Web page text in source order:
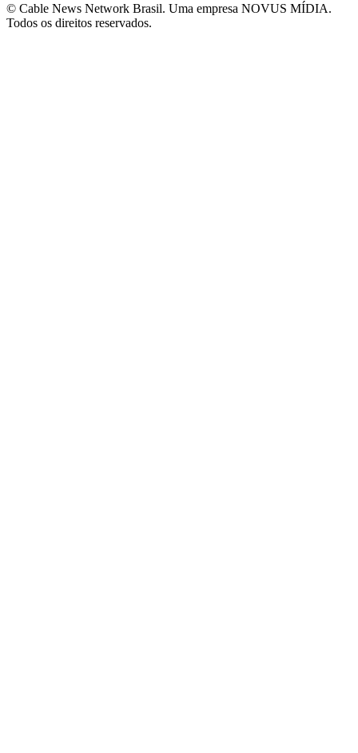
© Cable News Network Brasil. Uma empresa NOVUS MÍDIA.
Todos os direitos reservados.